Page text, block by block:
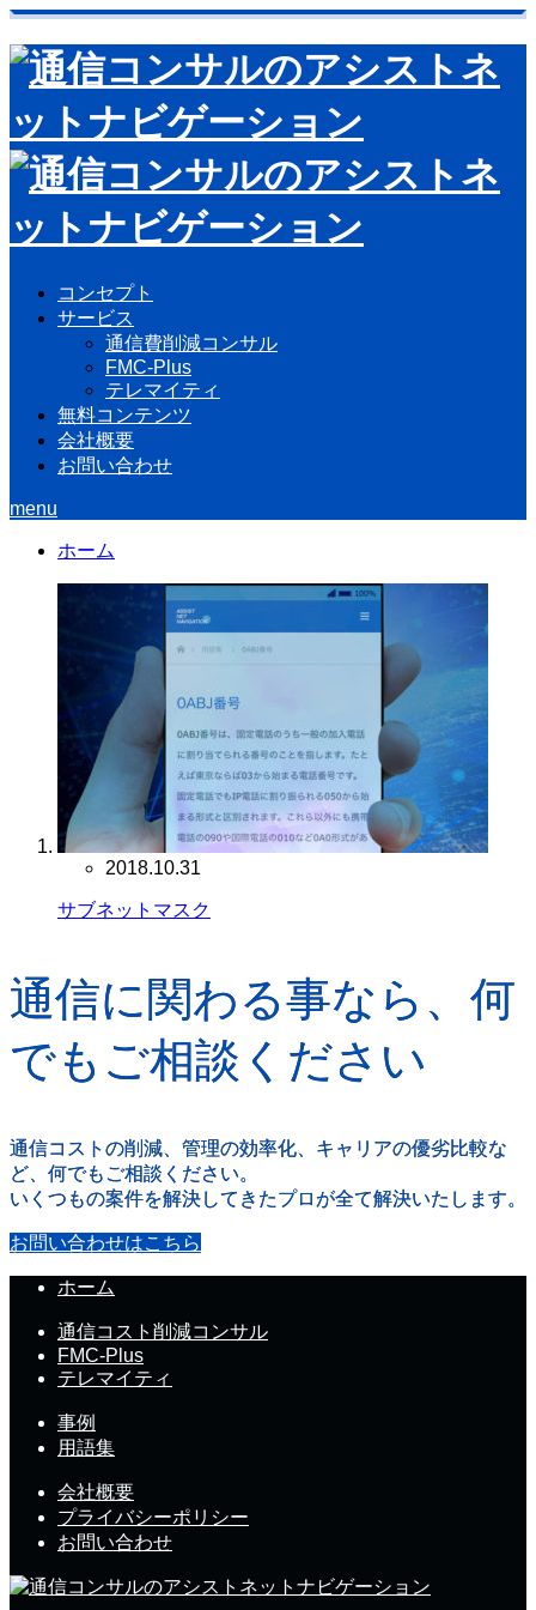
コンセプト
サービス
通信費削減コンサル
FMC-Plus
テレマイティ
無料コンテンツ
会社概要
お問い合わせ
menu
ホーム
2018.10.31
サブネットマスク
通信に関わる事なら、何
でもご相談ください
通信コストの削減、管理の効率化、キャリアの優劣比較な
ど、何でもご相談ください。
いくつもの案件を解決してきたプロが全て解決いたします。
お問い合わせはこちら
ホーム
通信コスト削減コンサル
FMC-Plus
テレマイティ
事例
用語集
会社概要
プライバシーポリシー
お問い合わせ